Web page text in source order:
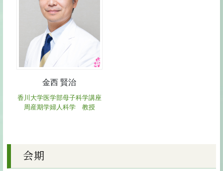
金西 賢治
香川大学医学部母子科学講座
周産期学婦人科学 教授
会期